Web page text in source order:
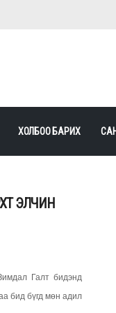
ХОЛБОО БАРИХ
ЭЛЧИН
Галт бидэнд
бид бүгд мөн адил